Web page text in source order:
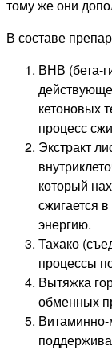
тому же они
В составе
ВНВ (бета-
кетоновых
процесс
Экстракт
который
сжигается
энергию.
Тахако
процессы
Вытяжка
обменных